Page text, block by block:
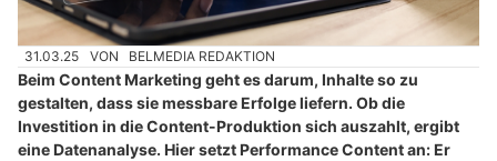
31.03.25 VON BELMEDIA REDAKTION
Beim Content Marketing geht es darum, Inhalte so zu
gestalten, dass sie messbare Erfolge liefern. Ob die
Investition in die Content-Produktion sich auszahlt, ergibt
eine Datenanalyse. Hier setzt Performance Content an: Er